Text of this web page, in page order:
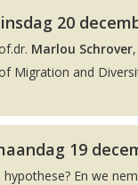
20
Marlou Schrover
Migration and
19
hypothese? En we